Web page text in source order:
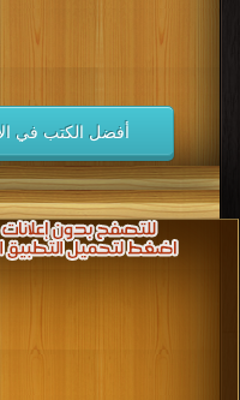
كتب 1978
كتب 1977
كتب 1974
كتب 1973
كتب 1970
كتب 1969
كتب 1966
كتب 1965
كتب 1962
كتب 1961
كتب 1957
أفضل الكتب في